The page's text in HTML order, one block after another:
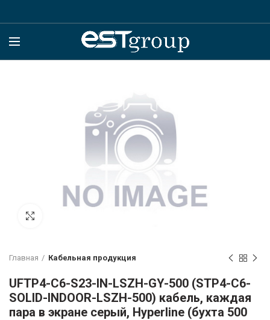
Главная Кабельная продукция
UFTP4-C6-S23-IN-LSZH-GY-500 (STP4-C6-
SOLID-INDOOR-LSZH-500) кабель, каждая
пара в экране серый, Hyperline (бухта 500